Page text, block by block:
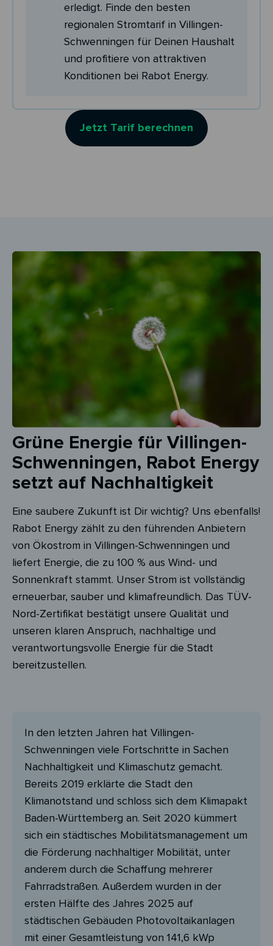
erledigt. Finde den besten
regionalen Stromtarif in Villingen-
Schwenningen für Deinen Haushalt
und profitiere von attraktiven
Konditionen bei Rabot Energy.
Jetzt Tarif berechnen
Grüne Energie für Villingen-
Schwenningen, Rabot Energy
setzt auf Nachhaltigkeit
Eine saubere Zukunft ist Dir wichtig? Uns ebenfalls!
Rabot Energy zählt zu den führenden Anbietern
von Ökostrom in Villingen-Schwenningen und
liefert Energie, die zu 100 % aus Wind- und
Sonnenkraft stammt. Unser Strom ist vollständig
erneuerbar, sauber und klimafreundlich. Das TÜV-
Nord-Zertifikat bestätigt unsere Qualität und
unseren klaren Anspruch, nachhaltige und
verantwortungsvolle Energie für die Stadt
bereitzustellen.
In den letzten Jahren hat Villingen-
Schwenningen viele Fortschritte in Sachen
Nachhaltigkeit und Klimaschutz gemacht.
Bereits 2019 erklärte die Stadt den
Klimanotstand und schloss sich dem Klimapakt
Baden-Württemberg an. Seit 2020 kümmert
sich ein städtisches Mobilitätsmanagement um
die Förderung nachhaltiger Mobilität, unter
anderem durch die Schaffung mehrerer
Fahrradstraßen. Außerdem wurden in der
ersten Hälfte des Jahres 2025 auf
städtischen Gebäuden Photovoltaikanlagen
mit einer Gesamtleistung von 141,6 kWp